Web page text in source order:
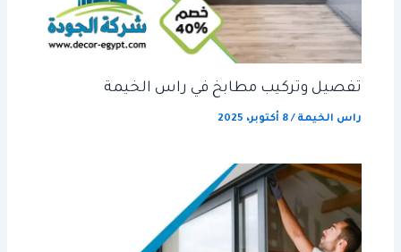
تفصيل وتركيب مطابخ في راس الخيمة
راس الخيمة /8 أكتوبر، 2025